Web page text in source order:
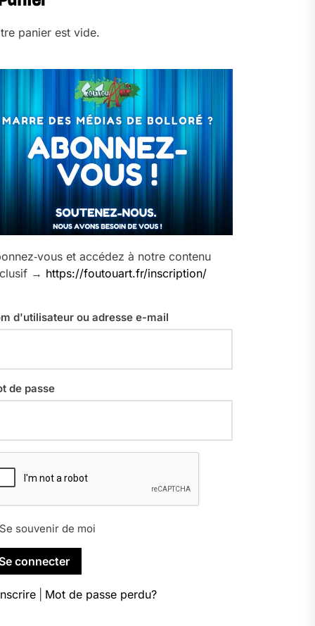
panier est vide.
et accédez à notre contenu
→ https://foutouart.fr/inscription/
d'utilisateur ou adresse e-mail
de passe
souvenir de moi
Mot de passe perdu?